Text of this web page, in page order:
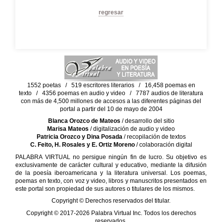
regresar
1552 poetas / 519 escritores literarios / 16,458 poemas en
texto / 4356 poemas en audio y video / 7787 audios de literatura
con más de 4,500 millones de accesos a las diferentes páginas del
portal a partir del 10 de mayo de 2004
Blanca Orozco de Mateos / desarrollo del sitio
Marisa Mateos / digitalización de audio y video
Patricia Orozco y Dina Posada/ recopilación de textos
C. Feito, H. Rosales y E. Ortiz Moreno/ colaboración digital
PALABRA VIRTUAL no persigue ningún fin de lucro. Su objetivo es
exclusivamente de carácter cultural y educativo, mediante la difusión
de la poesía iberoamericana y la literatura universal. Los poemas,
poemas en texto, con voz y video, libros y manuscritos presentados en
este portal son propiedad de sus autores o titulares de los mismos.
Copyright © Derechos reservados del titular.
Copyright © 2017-2026 Palabra Virtual Inc. Todos los derechos